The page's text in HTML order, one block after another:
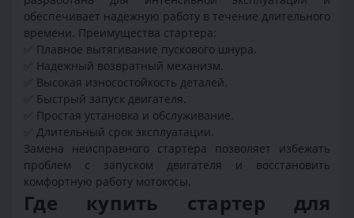
обеспечивает надежную работу в течение длительного
времени. Преимущества стартера:
✅ Плавное вытягивание пускового шнура.
✅ Надежный возвратный механизм.
✅ Высокая износостойкость деталей.
✅ Быстрый запуск двигателя.
✅ Простая установка и обслуживание.
✅ Длительный срок эксплуатации.
Замена неисправного стартера позволяет избежать
проблем с запуском двигателя и восстановить
комфортную работу мотокосы.
Где купить стартер для